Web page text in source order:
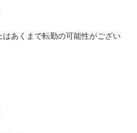
あくまで転勤の可能性がござい